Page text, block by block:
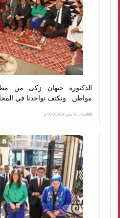
الدكتورة جيهان زكى من
مواطن.. ونكثف تواجدنا في
الثلاثاء، 05 مايو 2026 06:06 م